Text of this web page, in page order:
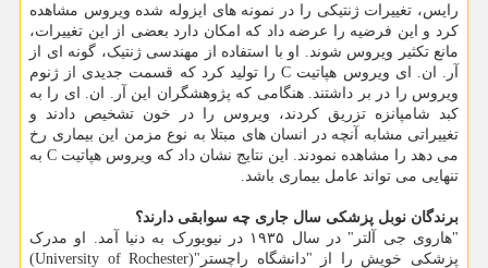
رایس، تغییرات ژنتیکی را در نمونه های ایزوله شده ویروس مشاهده
کرد و این فرضیه را عرضه داد که امکان دارد بعضی از این تغییرات،
مانع تکثیر ویروس شوند. او با استفاده از مهندسی ژنتیک، گونه ای از
آر. ان. ای ویروس هپاتیت C را تولید کرد که قسمت جدیدی از ژنوم
ویروس را در بر داشتند. هنگامی که پژوهشگران این آر. ان. ای را به
کبد شامپانزه تزریق کردند، ویروس را در خون تشخیص دادند و
تغییراتی مشابه آنچه در انسان های مبتلا به نوع مزمن این بیماری رخ
می دهد را مشاهده نمودند. این نتایج نشان داد که ویروس هپاتیت C به
تنهایی می تواند عامل بیماری باشد.
برندگان نوبل پزشکی سال جاری چه سوابقی دارند؟
"هاروی جی آلتر" در سال ۱۹۳۵ در نیویورک به دنیا آمد. او مدرک
پزشکی خویش را از "دانشگاه راچستر"(University of Rochester)